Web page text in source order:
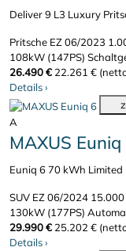
Deliver 9 L3 Luxury
Pritsche EZ 06/2023
108kW (147PS)
26.490 € 22.261 €
Details›
A
MAXUS Euniq
Euniq 6 70 kWh Limited
SUV EZ 06/2024
130kW (177PS)
29.990 € 25.202 €
Details›